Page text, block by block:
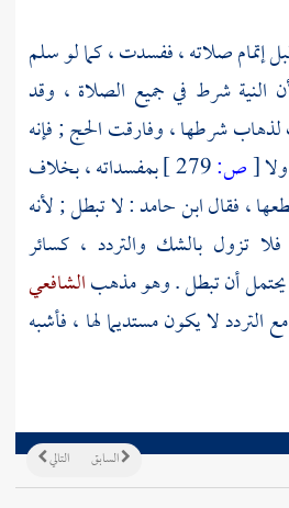
إتمام صلاته ، ففسدت ، كما لو سلم
النية شرط في جميع الصلاة ، وقد
شرطها ، وفارقت الحج ; فإنه
[ص:
بمفسداته ، بخلاف
، فقالابن حامد: لا تبطل ; لأنه
تزول بالشك والتردد ، كسائر
أن تبطل . وهو مذهبالشافعي
التردد لا يكون مستديما لها ، فأشبه
التالي السابق